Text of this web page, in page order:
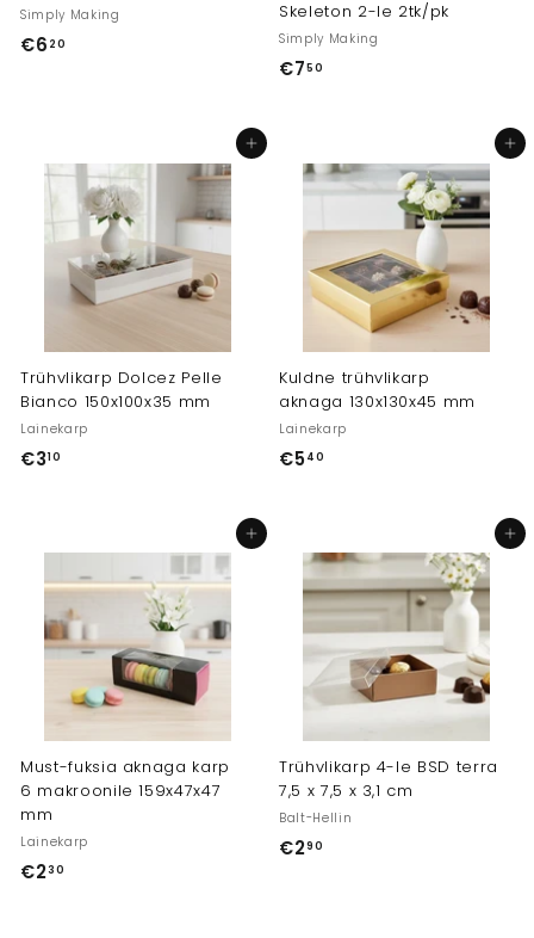
Simply Making
€6 20
0
Skeleton 2-le 2tk/pk
Simply Making
€750
0
Lisa ostukorvi
Trühvlikarp Dolcez Pelle
Bianco 150x100x35 mm
Lainekarp
€310
Lisa ostukorvi
Kuldne trühvlikarp
aknaga 130x130x45 mm
Lainekarp
€540
0
Lisa ostukorvi
Must-fuksia aknaga karp
6 makroonile 159x47x47
mm
Lainekarp
€230
Lisa ostukorvi
Trühvlikarp 4-le BSD terra
7,5 x 7,5 x 3,1 cm
Balt-Hellin
€290